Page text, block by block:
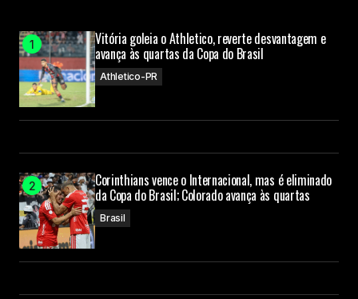
Vitória goleia o Athletico, reverte desvantagem e
avança às quartas da Copa do Brasil
Athletico-PR
Corinthians vence o Internacional, mas é eliminado
da Copa do Brasil; Colorado avança às quartas
Brasil